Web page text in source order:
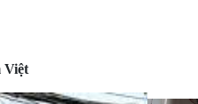
Việt